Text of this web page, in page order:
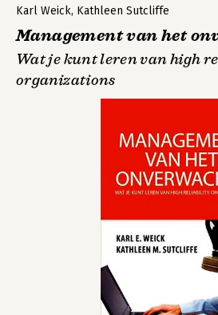
Karl Weick, Kathleen Sutcliffe
Management van het
Wat je kunt leren van high
organizations